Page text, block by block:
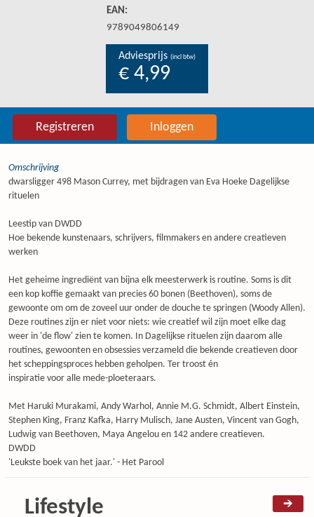
EAN:
9789049806149
Adviesprijs (incl btw)
€ 4,99
Registreren Inloggen
Omschrijving
dwarsligger 498 Mason Currey, met bijdragen van Eva Hoeke Dagelijkse
rituelen
Leestip van DWDD
Hoe bekende kunstenaars, schrijvers, filmmakers en andere creatieven
werken
Het geheime ingrediënt van bijna elk meesterwerk is routine. Soms is dit
een kop koffie gemaakt van precies 60 bonen (Beethoven), soms de
gewoonte om om de zoveel uur onder de douche te springen (Woody Allen).
Deze routines zijn er niet voor niets: wie creatief wil zijn moet elke dag
weer in 'de flow' zien te komen. In Dagelijkse rituelen zijn daarom alle
routines, gewoonten en obsessies verzameld die bekende creatieven door
het scheppingsproces hebben geholpen. Ter troost én
inspiratie voor alle mede-ploeteraars.
Met Haruki Murakami, Andy Warhol, Annie M.G. Schmidt, Albert Einstein,
Stephen King, Franz Kafka, Harry Mulisch, Jane Austen, Vincent van Gogh,
Ludwig van Beethoven, Maya Angelou en 142 andere creatieven.
DWDD
'Leukste boek van het jaar.' - Het Parool
Lifestyle